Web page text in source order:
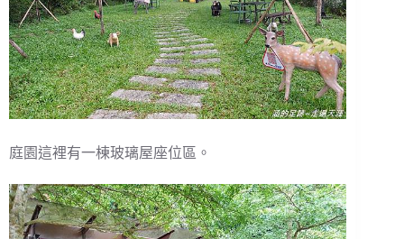
庭園這裡有一棟玻璃屋座位區。